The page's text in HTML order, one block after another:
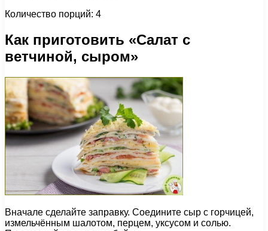
Количество порций: 4
Как приготовить «Салат с
ветчиной, сыром»
Вначале сделайте заправку. Соедините сыр с горчицей,
измельчённым шалотом, перцем, уксусом и солью.